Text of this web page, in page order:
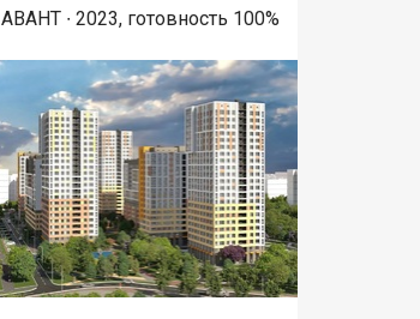
АВАНТ ∙ 2023, готовность 100%